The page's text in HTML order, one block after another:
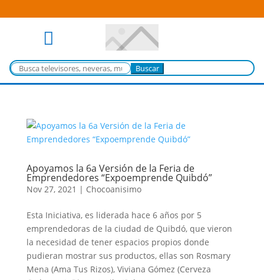

Buscar:
Apoyamos la 6a Versión de la Feria de
Emprendedores “Expoemprende Quibdó”
Nov 27, 2021 | Chocoanisimo
Esta Iniciativa, es liderada hace 6 años por 5
emprendedoras de la ciudad de Quibdó, que vieron
la necesidad de tener espacios propios donde
pudieran mostrar sus productos, ellas son Rosmary
Mena (Ama Tus Rizos), Viviana Gómez (Cerveza